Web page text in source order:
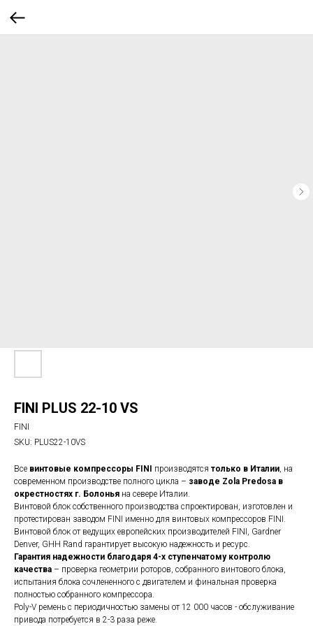
FINI PLUS 22-10 VS
FINI
SKU: PLUS22-10VS
Все винтовые компрессоры FINI производятся только в Италии, на
современном производстве полного цикла – заводе Zola Predosa в
окрестностях г. Болонья на севере Италии.
Винтовой блок собственного производства спроектирован, изготовлен и
протестирован заводом FINI именно для винтовых компрессоров FINI.
Винтовой блок от ведущих европейских производителей FINI, Gardner
Denver, GHH Rand гарантирует высокую надежность и ресурс.
Гарантия надежности благодаря 4-х ступенчатому контролю
качества – проверка геометрии роторов, собранного винтового блока,
испытания блока сочлененного с двигателем и финальная проверка
полностью собранного компрессора.
Poly-V ремень с периодичностью замены от 12 000 часов - обслуживание
привода потребуется в 2-3 раза реже.